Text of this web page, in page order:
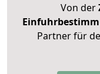
Von der
Partner für